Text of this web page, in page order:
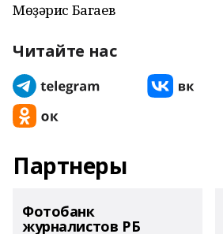
Мөҙәрис Багаев
Читайте нас
Партнеры
Фотобанк
журналистов РБ